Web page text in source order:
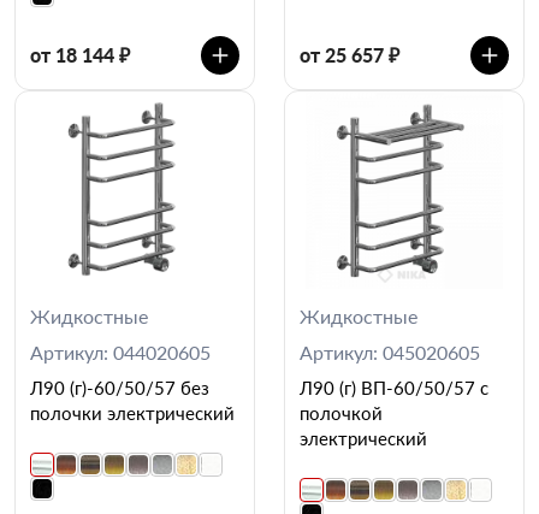
от 18 144 ₽ от 25 657 ₽
Жидкостные
Артикул: 044020605
Л90 (г)-60/50/57 без
полочки электрический
Жидкостные
Артикул: 045020605
Л90 (г) ВП-60/50/57 с
полочкой
электрический